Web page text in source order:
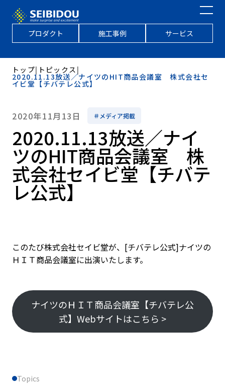
プロダクト 施工事例 サービス
トップ| トピックス |
2020.11.13放送／ナイツのHIT商品会議室 株式会社セ
イビ堂【チバテレ公式】
2020.11.13放送／ナイ
ツのHIT商品会議室 株
式会社セイビ堂【チバテ
レ公式】
2020年11月13日 ＃メディア掲載
このたび株式会社セイビ堂が、[チバテレ公式]ナイツの
ＨＩＴ商品会議室に出演いたします。
ナイツのＨＩＴ商品会議室【チバテレ公
式】Webサイトはこちら >
Topics